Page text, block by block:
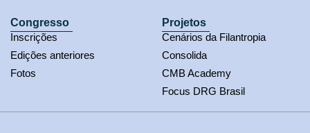
Congresso
Inscrições
Edições anteriores
Fotos
Projetos
Cenários da Filantropia
Consolida
CMB Academy
Focus DRG Brasil